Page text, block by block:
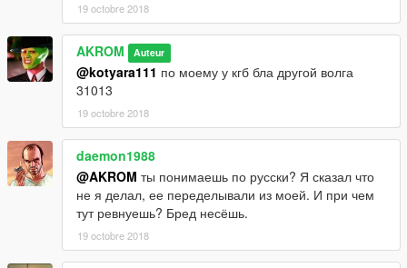
19 octobre 2018
AKROM Auteur
@kotyara111 по моему у кгб бла другой волга
31013
19 octobre 2018
daemon1988
@AKROM ты понимаешь по русски? Я сказал что
не я делал, ее переделывали из моей. И при чем
тут ревнуешь? Бред несёшь.
19 octobre 2018